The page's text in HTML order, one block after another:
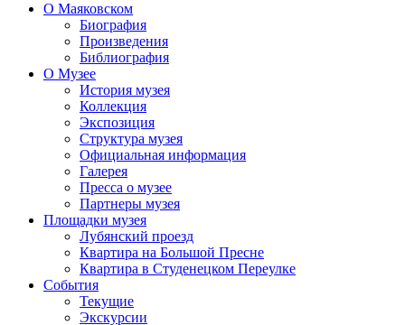
О Маяковском
Биография
Произведения
Библиография
О Музее
История музея
Коллекция
Экспозиция
Структура музея
Официальная информация
Галерея
Пресса о музее
Партнеры музея
Площадки музея
Лубянский проезд
Квартира на Большой Пресне
Квартира в Студенецком Переулке
События
Текущие
Экскурсии